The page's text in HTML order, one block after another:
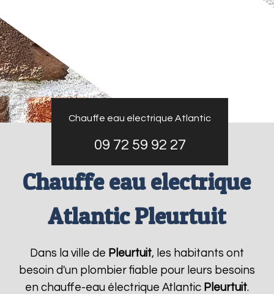
Chauffe eau electrique Atlantic
09 72 59 92 27
Chauffe eau electrique
Atlantic Pleurtuit
Dans la ville de Pleurtuit, les habitants ont
besoin d'un plombier fiable pour leurs besoins
en chauffe-eau électrique Atlantic Pleurtuit.